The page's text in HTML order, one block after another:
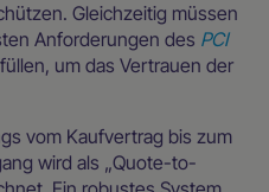
Gleichzeitig müssen
Anforderungen des PCI
um das Vertrauen der
vom Kaufvertrag bis zum
wird als „Quote-to-